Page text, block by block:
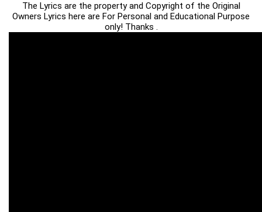
The Lyrics are the property and Copyright of the Original
Owners Lyrics here are For Personal and Educational Purpose
only! Thanks .